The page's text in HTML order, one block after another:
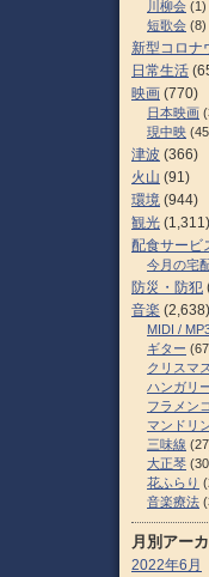
川柳会 (1)
短歌会 (8)
新型コロナ
日常生活
映画 (770)
日本映画
現中映
津波 (366)
火山 (91)
環境 (944)
観光 (1,311)
配食サービ
今月の宅
防災・防犯
音楽 (2,638)
MIDI /
ギター
クリスマス
ハンガリ
フラメン
マンドリ
三味線
大正琴
花ふらり
音楽療法
月別アー
2022年6月